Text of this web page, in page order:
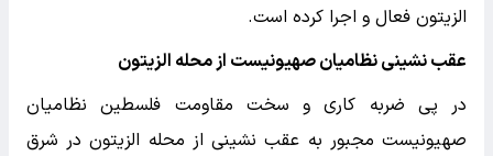
الزیتون فعال و اجرا کرده است.
عقب نشینی نظامیان صهیونیست از محله الزیتون
در پی ضربه کاری و سخت مقاومت فلسطین نظامیان
صهیونیست مجبور به عقب نشینی از محله الزیتون در شرق